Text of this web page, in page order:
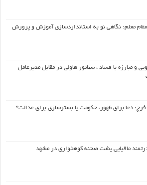
معلم: نگاهی نو به استانداردسازی آموزش و پرورش
و مبارزه با فساد ، سناتور هاولی در مقابل مدیرعامل
دعا برای ظهور، حکومت یا بسترسازی برای عدالت؟
مافیایی پشت صحنه کوهخواری در مشهد